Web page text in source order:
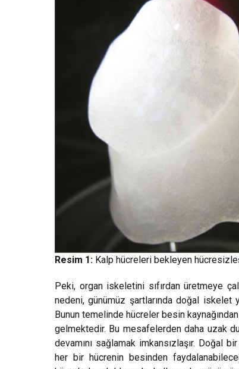
Resim 1: Kalp hücreleri bekleyen
Peki, organ iskeletini sıfırdan üretmeye
nedeni, günümüz şartlarında doğal iskelet
Bunun temelinde hücreler besin
gelmektedir. Bu mesafelerden daha uzak
devamını sağlamak imkansızlaşır. Doğal
her bir hücrenin besinden